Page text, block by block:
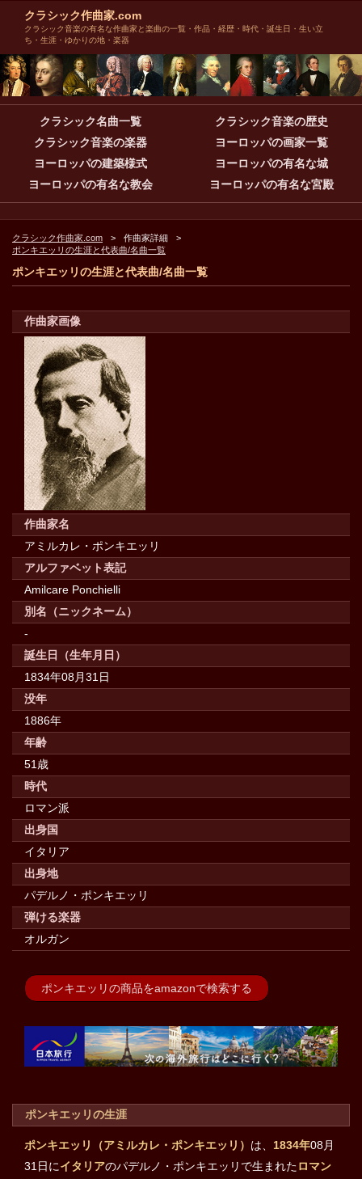
クラシック作曲家.com
クラシック音楽の有名な作曲家と楽曲の一覧・作品・経歴・時代・誕生日・生い立
ち・生涯・ゆかりの地・楽器
クラシック名曲一覧
クラシック音楽の歴史
クラシック音楽の楽器
ヨーロッパの画家一覧
ヨーロッパの建築様式
ヨーロッパの有名な城
ヨーロッパの有名な教会
ヨーロッパの有名な宮殿
クラシック作曲家.com
作曲家詳細
ポンキエッリの生涯と代表曲/名曲一覧
ポンキエッリの生涯と代表曲/名曲一覧
作曲家画像
作曲家名
アミルカレ・ポンキエッリ
アルファベット表記
Amilcare Ponchielli
別名（ニックネーム）
-
誕生日（生年月日）
1834年08月31日
没年
1886年
年齢
51歳
時代
ロマン派
出身国
イタリア
出身地
パデルノ・ポンキエッリ
弾ける楽器
オルガン
ポンキエッリの商品をamazonで検索する
ポンキエッリの生涯
ポンキエッリ（アミルカレ・ポンキエッリ） は、 1834年08月
31日にイタリアのパデルノ・ポンキエッリで生まれたロマン